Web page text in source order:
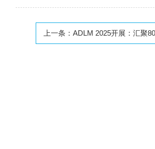
上一条： ADLM 2025开展：汇聚800+展